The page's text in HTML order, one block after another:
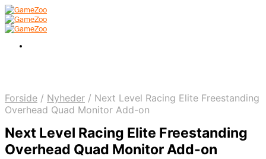
Forside / Nyheder / Next Level Racing Elite Freestanding
Overhead Quad Monitor Add-on
Next Level Racing Elite Freestanding
Overhead Quad Monitor Add-on